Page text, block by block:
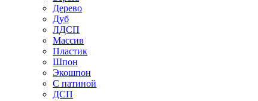
Дерево
Дуб
ЛДСП
Массив
Пластик
Шпон
Экошпон
С патиной
ДСП